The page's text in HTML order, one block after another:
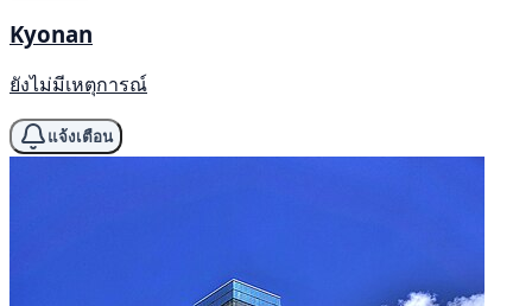
Kyonan
ยังไม่มีเหตุการณ์
แจ้งเตือน